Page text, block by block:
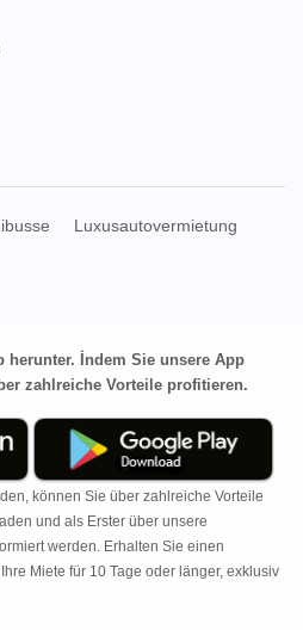
Luxusautovermietung
herunter. İndem Sie unsere App
zahlreiche Vorteile profitieren.
können Sie über zahlreiche Vorteile
und als Erster über unsere
werden. Erhalten Sie einen
Miete für 10 Tage oder länger, exklusiv